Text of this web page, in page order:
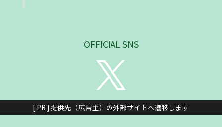
OFFICIAL SNS
[ PR ] 提供先（広告主）の外部サイトへ遷移します